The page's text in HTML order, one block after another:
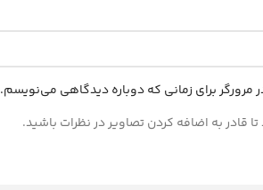
مرورگر برای زمانی که دوباره دیدگاهی می‌نویسم.
قادر به اضافه کردن تصاویر در نظرات باشید.